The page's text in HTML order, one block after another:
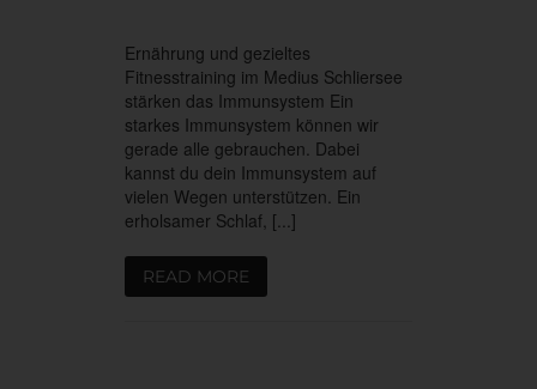
Ernährung und gezieltes
Fitnesstraining im Medius Schliersee
stärken das Immunsystem Ein
starkes Immunsystem können wir
gerade alle gebrauchen. Dabei
kannst du dein Immunsystem auf
vielen Wegen unterstützen. Ein
erholsamer Schlaf, [...]
READ MORE